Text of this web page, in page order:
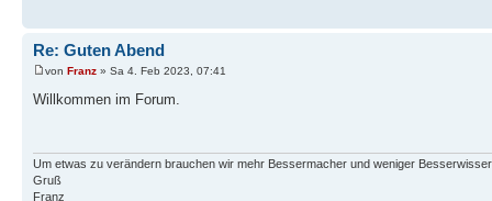
Re: Guten Abend
von Franz » Sa 4. Feb 2023, 07:41
Willkommen im Forum.
Um etwas zu verändern brauchen wir mehr Bessermacher und weniger
Gruß
Franz